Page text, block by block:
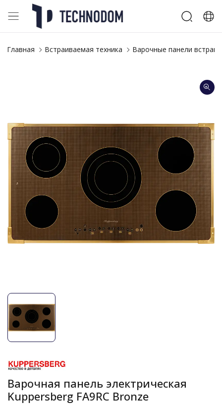
Главная Встраиваемая техника Варочные панели
Варочная панель электрическая
Kuppersberg FA9RC Bronze